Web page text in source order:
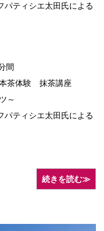
ティシエ太田氏による
間
茶体験 抹茶講座
～
ティシエ太田氏による
続きを読む≫